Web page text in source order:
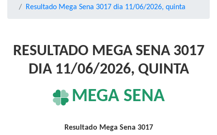
Resultado Mega Sena 3017 dia 11/06/2026, quinta
RESULTADO MEGA SENA 3017
DIA 11/06/2026, QUINTA
MEGA SENA
Resultado Mega Sena 3017